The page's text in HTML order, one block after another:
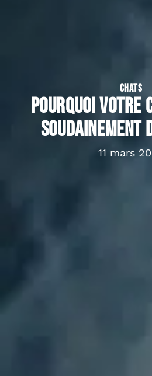
CHATS
Pourquoi votre
soudainement
11 mars